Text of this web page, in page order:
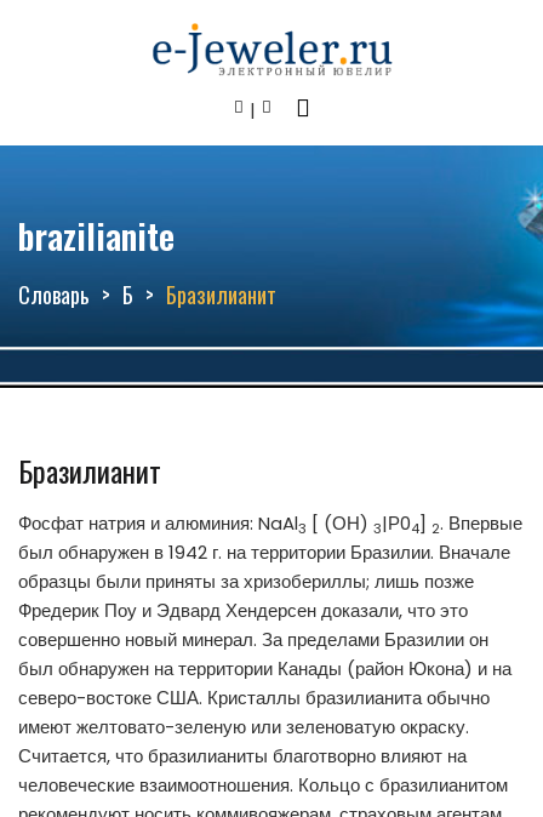
brazilianite
Словарь Б Бразилианит
Бразилианит
Фосфат натрия и алюминия: NaAl3 [ (ОН) 3|Р04] 2. Впервые
был обнаружен в 1942 г. на территории Бразилии. Вначале
образцы были приняты за хризобериллы; лишь позже
Фредерик Поу и Эдвард Хендерсен доказали, что это
совершенно новый минерал. За пределами Бразилии он
был обнаружен на территории Канады (район Юкона) и на
северо-востоке США. Кристаллы бразилианита обычно
имеют желтовато-зеленую или зеленоватую окраску.
Считается, что бразилианиты благотворно влияют на
человеческие взаимоотношения. Кольцо с бразилианитом